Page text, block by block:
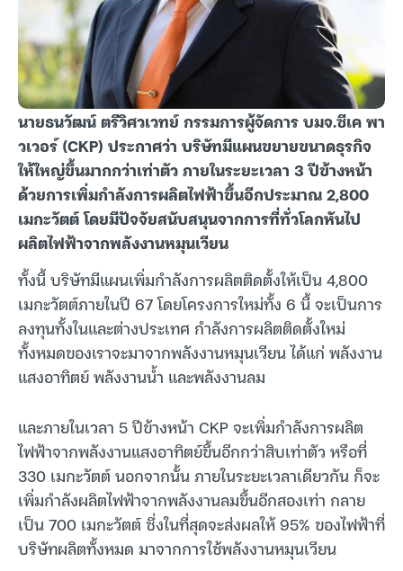
นายธนวัฒน์ ตรีวิศวเวทย์ กรรมการผู้จัดการ บมจ.ซีเค พา
วเวอร์ (CKP) ประกาศว่า บริษัทมีแผนขยายขนาดธุรกิจ
ให้ใหญ่ขึ้นมากกว่าเท่าตัว ภายในระยะเวลา 3 ปีข้างหน้า
ด้วยการเพิ่มกำลังการผลิตไฟฟ้าขึ้นอีกประมาณ 2,800
เมกะวัตต์ โดยมีปัจจัยสนับสนุนจากการที่ทั่วโลกหันไป
ผลิตไฟฟ้าจากพลังงานหมุนเวียน
ทั้งนี้ บริษัทมีแผนเพิ่มกำลังการผลิตติดตั้งให้เป็น 4,800
เมกะวัตต์ภายในปี 67 โดยโครงการใหม่ทั้ง 6 นี้ จะเป็นการ
ลงทุนทั้งในและต่างประเทศ กำลังการผลิตติดตั้งใหม่
ทั้งหมดของเราจะมาจากพลังงานหมุนเวียน ได้แก่ พลังงาน
แสงอาทิตย์ พลังงานน้ำ และพลังงานลม
และภายในเวลา 5 ปีข้างหน้า CKP จะเพิ่มกำลังการผลิต
ไฟฟ้าจากพลังงานแสงอาทิตย์ขึ้นอีกกว่าสิบเท่าตัว หรือที่
330 เมกะวัตต์ นอกจากนั้น ภายในระยะเวลาเดียวกัน ก็จะ
เพิ่มกำลังผลิตไฟฟ้าจากพลังงานลมขึ้นอีกสองเท่า กลาย
เป็น 700 เมกะวัตต์ ซึ่งในที่สุดจะส่งผลให้ 95% ของไฟฟ้าที่
บริษัทผลิตทั้งหมด มาจากการใช้พลังงานหมุนเวียน